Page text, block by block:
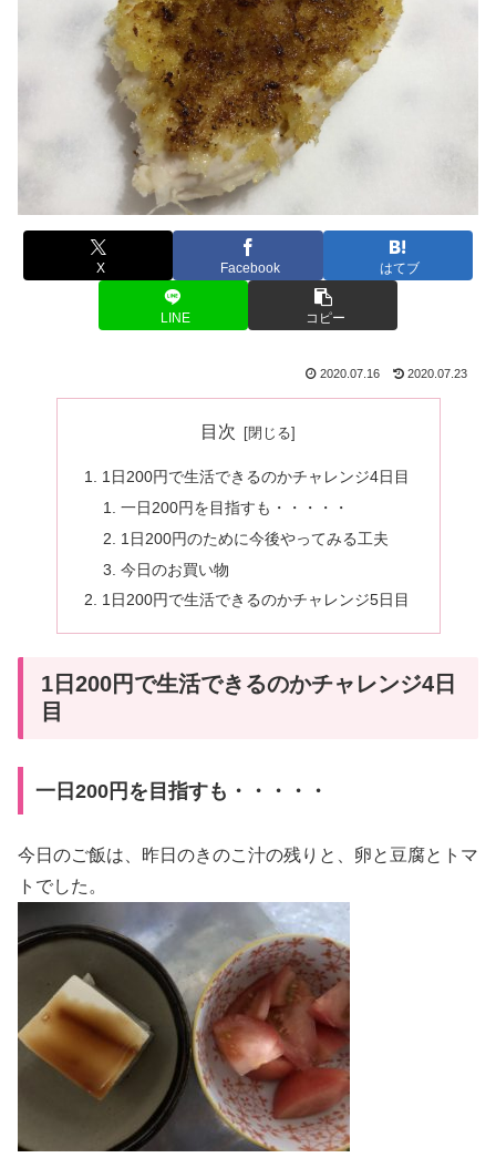
X Facebook はてブ
LINE コピー
2020.07.16 2020.07.23
目次
1日200円で生活できるのかチャレンジ4日目
一日200円を目指すも・・・・・
1日200円のために今後やってみる工夫
今日のお買い物
1日200円で生活できるのかチャレンジ5日目
1日200円で生活できるのかチャレンジ4日
目
一日200円を目指すも・・・・・
今日のご飯は、昨日のきのこ汁の残りと、卵と豆腐とトマ
トでした。